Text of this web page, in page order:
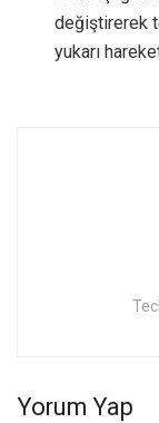
değiştirerek
yukarı
Yorum Yap